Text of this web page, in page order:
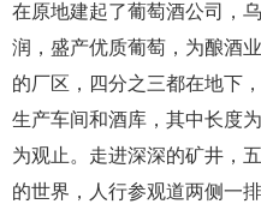
在原地建起了葡萄酒公司，
润，盛产优质葡萄，为酿酒
的厂区，四分之三都在地下
生产车间和酒库，其中长度
为观止。走进深深的矿井，
的世界，人行参观道两侧一